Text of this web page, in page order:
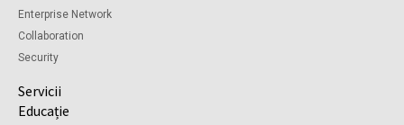
Enterprise Network
Collaboration
Security
Servicii
Educație